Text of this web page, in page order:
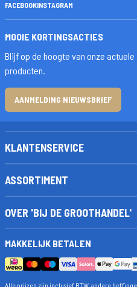
FACEBOOKINSTAGRAM
MOOIE KORTINGSACTIES
Blijf op de hoogte van onze
producten.
AANMELDING NIEUWSBRIEF
KLANTENSERVICE
ASSORTIMENT
OVER 'BIJ DE GROOTHANDEL'
MAKKELIJK BETALEN